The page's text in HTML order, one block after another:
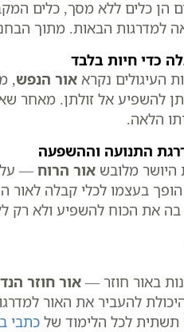
הן כלים ללא מסך, כלים
למדרגות הבאות. מתוך
כדי חיות בלבד
העיגולים נקרא אור הנפש,
להשפיע אל זולתן. מאחר
הלאה.
התנועה וההשפעה
היושר מלובש אור הרוח — על
הופך בעצמו לכלי קבלה
את הכוח להשפיע ולא רק
באור חוזר — אור חוזר
להעביר את האור
תשתית לכל הלימוד של כתבי